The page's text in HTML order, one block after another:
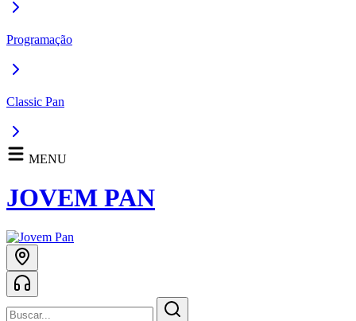
Programação
Classic Pan
MENU
JOVEM PAN